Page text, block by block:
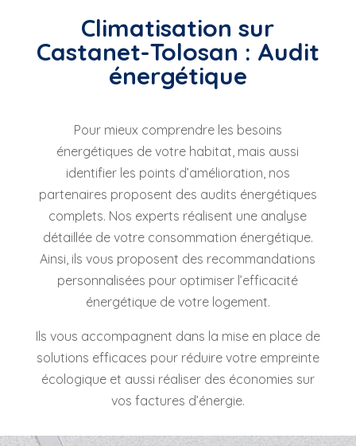
Climatisation sur
Castanet-Tolosan : Audit
énergétique
Pour mieux comprendre les besoins
énergétiques de votre habitat, mais aussi
identifier les points d’amélioration, nos
partenaires proposent des audits énergétiques
complets. Nos experts réalisent une analyse
détaillée de votre consommation énergétique.
Ainsi, ils vous proposent des recommandations
personnalisées pour optimiser l’efficacité
énergétique de votre logement.
Ils vous accompagnent dans la mise en place de
solutions efficaces pour réduire votre empreinte
écologique et aussi réaliser des économies sur
vos factures d’énergie.